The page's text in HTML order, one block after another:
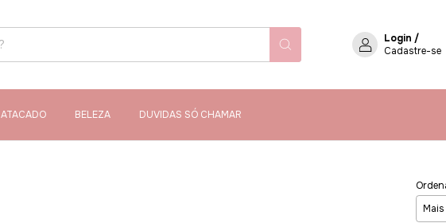
Login /
Cadastre-se
ATACADO BELEZA DUVIDAS SÓ CHAMAR